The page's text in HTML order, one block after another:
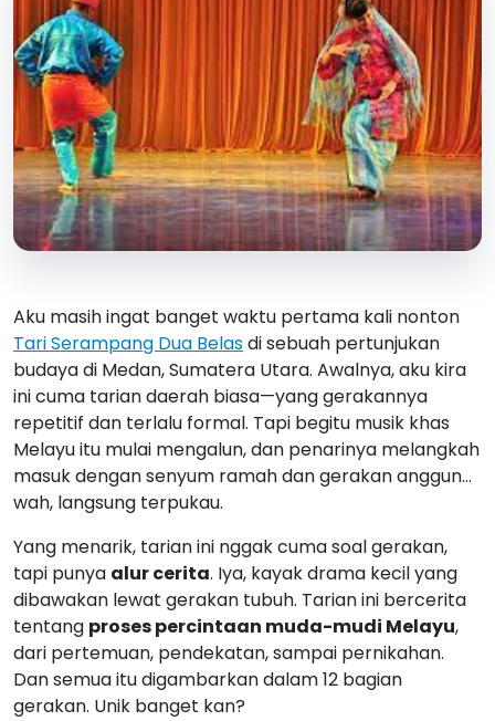
Aku masih ingat banget waktu pertama kali nonton
Tari Serampang Dua Belasdi sebuah pertunjukan
budaya di Medan, Sumatera Utara. Awalnya, aku kira
ini cuma tarian daerah biasa—yang gerakannya
repetitif dan terlalu formal. Tapi begitu musik khas
Melayu itu mulai mengalun, dan penarinya melangkah
masuk dengan senyum ramah dan gerakan anggun…
wah, langsung terpukau.
Yang menarik, tarian ini nggak cuma soal gerakan,
tapi punya alur cerita. Iya, kayak drama kecil yang
dibawakan lewat gerakan tubuh. Tarian ini bercerita
tentang proses percintaan muda-mudi Melayu,
dari pertemuan, pendekatan, sampai pernikahan.
Dan semua itu digambarkan dalam 12 bagian
gerakan. Unik banget kan?